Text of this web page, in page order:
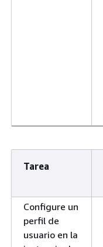
Tarea
Configure un
perfil de
usuario en la